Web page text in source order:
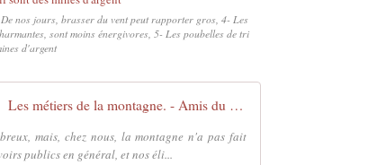
nos jours, brasser du vent peut rapporter gros, 4- Les
sont moins énergivores, 5- Les poubelles de tri
d'argent
Les métiers de la montagne. - Amis du Djurdjura
mais, chez nous, la montagne n'a pas fait
publics en général, et nos éli...